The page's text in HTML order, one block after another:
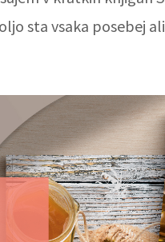
sta vsaka posebej